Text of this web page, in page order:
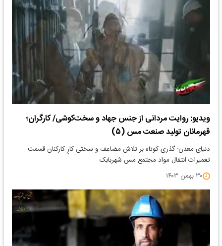
ویدیو: روایت مردانی از جنس جهاد و سخت‌کوشی/ کارگران؛
قهرمانان تولید صنعت مس (۵)
دنیای معدن: گذری کوتاه بر تلاش مضاعف و سختی کارِ کارکنان قسمت
تعمیرات انتقال مواد مجتمع مس شهربابک
۳۰ بهمن ۱۴۰۳